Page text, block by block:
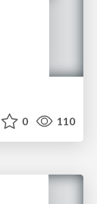
0 110